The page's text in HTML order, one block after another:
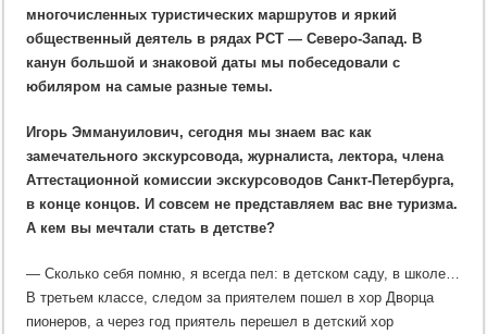
улыбались».
Игорю
Воеводскому
70
многочисленных туристических маршрутов и яркий
общественный деятель в рядах РСТ — Северо-Запад. В
канун большой и знаковой даты мы побеседовали с
юбиляром на самые разные темы.
Игорь Эммануилович, сегодня мы знаем вас как
замечательного экскурсовода, журналиста, лектора, члена
Аттестационной комиссии экскурсоводов Санкт-Петербурга,
в конце концов. И совсем не представляем вас вне туризма.
А кем вы мечтали стать в детстве?
— Сколько себя помню, я всегда пел: в детском саду, в школе…
В третьем классе, следом за приятелем пошел в хор Дворца
пионеров, а через год приятель перешел в детский хор